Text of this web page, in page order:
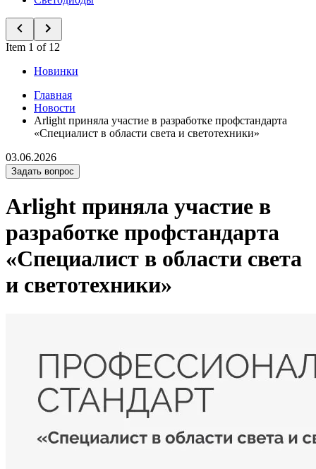
Item 1 of 12
Новинки
Главная
Новости
Arlight приняла участие в разработке профстандарта
«Специалист в области света и светотехники»
03.06.2026
Задать вопрос
Arlight приняла участие в
разработке профстандарта
«Специалист в области света
и светотехники»